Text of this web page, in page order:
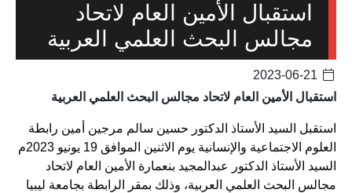
استقبال الأمين العام لاتحاد
مجالس البحث العلمي العربية
استقبال الأمين العام لاتحاد مجالس البحث العلمي العربية
استقبل السيد الأستاذ الدكتور حسين سالم مرجين أمين رابطة
العلوم الاجتماعية والإنسانية يوم الاثنين الموافق 19 يونيو 2023م
السيد الأستاذ الدكتور عبدالمجيد بنعمارة الأمين العام لاتحاد
مجالس البحث العلمي العربية، وذلك بمقر الرابطة بجامعة ليبيا